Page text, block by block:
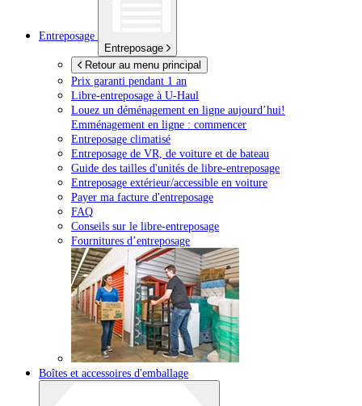
Entreposage
Entreposage
Retour au menu principal
Prix garanti pendant 1 an
Libre-entreposage à U-Haul
Louez un déménagement en ligne aujourd’hui!
Emménagement en ligne : commencer
Entreposage climatisé
Entreposage de VR, de voiture et de bateau
Guide des tailles d'unités de libre-entreposage
Entreposage extérieur/accessible en voiture
Payer ma facture d'entreposage
FAQ
Conseils sur le libre-entreposage
Fournitures d’entreposage
Boîtes et accessoires d'emballage